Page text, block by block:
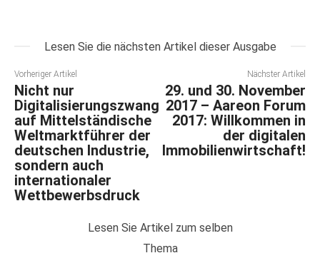
Lesen Sie die nächsten Artikel dieser Ausgabe
Vorheriger Artikel
Nicht nur
Digitalisierungszwang
auf Mittelständische
Weltmarktführer der
deutschen Industrie,
sondern auch
internationaler
Wettbewerbsdruck
Nächster Artikel
29. und 30. November
2017 – Aareon Forum
2017: Willkommen in
der digitalen
Immobilienwirtschaft!
Lesen Sie Artikel zum selben
Thema